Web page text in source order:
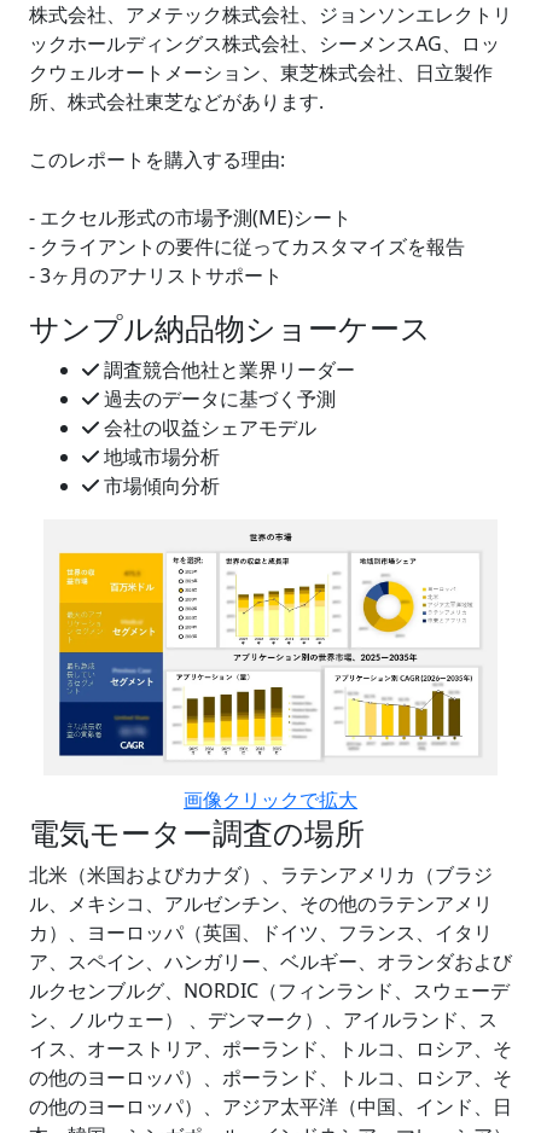
株式会社、アメテック株式会社、ジョンソンエレクトリ
ックホールディングス株式会社、シーメンスAG、ロッ
クウェルオートメーション、東芝株式会社、日立製作
所、株式会社東芝などがあります.
このレポートを購入する理由:
- エクセル形式の市場予測(ME)シート
- クライアントの要件に従ってカスタマイズを報告
- 3ヶ月のアナリストサポート
サンプル納品物ショーケース
調査競合他社と業界リーダー
過去のデータに基づく予測
会社の収益シェアモデル
地域市場分析
市場傾向分析
画像クリックで拡大
電気モーター調査の場所
北米（米国およびカナダ）、ラテンアメリカ（ブラジ
ル、メキシコ、アルゼンチン、その他のラテンアメリ
カ）、ヨーロッパ（英国、ドイツ、フランス、イタリ
ア、スペイン、ハンガリー、ベルギー、オランダおよび
ルクセンブルグ、NORDIC（フィンランド、スウェーデ
ン、ノルウェー） 、デンマーク）、アイルランド、ス
イス、オーストリア、ポーランド、トルコ、ロシア、そ
の他のヨーロッパ）、ポーランド、トルコ、ロシア、そ
の他のヨーロッパ）、アジア太平洋（中国、インド、日